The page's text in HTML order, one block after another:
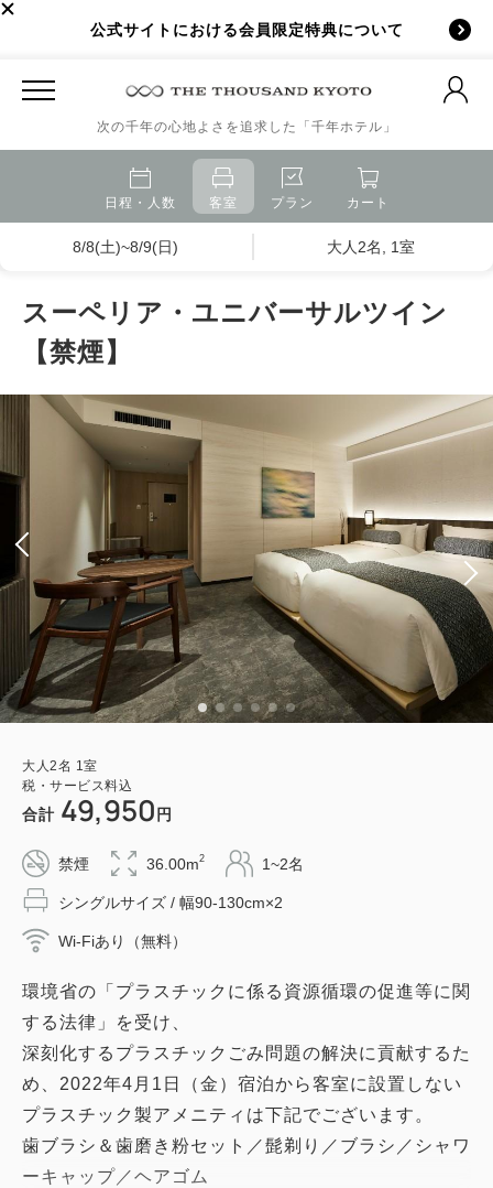
公式サイトにおける会員限定特典について
次の千年の心地よさを追求した「千年ホテル」
日程・人数 客室 プラン カート
8/8(土)~8/9(日) 大人2名, 1室
スーペリア・ユニバーサルツイン
【禁煙】
大人2名 1室
税・サービス料込
合計 49,950 円
禁煙 36.00m2 1~2名
シングルサイズ / 幅90-130cm×2
Wi-Fiあり（無料）
環境省の「プラスチックに係る資源循環の促進等に関
する法律」を受け、
深刻化するプラスチックごみ問題の解決に貢献するた
め、2022年4月1日（金）宿泊から客室に設置しない
プラスチック製アメニティは下記でございます。
歯ブラシ＆歯磨き粉セット／髭剃り／ブラシ／シャワ
ーキャップ／ヘアゴム